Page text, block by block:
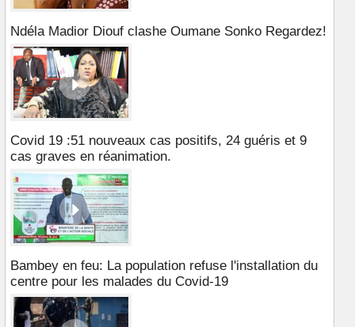
Ndéla Madior Diouf clashe Oumane Sonko Regardez!
Covid 19 :51 nouveaux cas positifs, 24 guéris et 9
cas graves en réanimation.
Bambey en feu: La population refuse l'installation du
centre pour les malades du Covid-19